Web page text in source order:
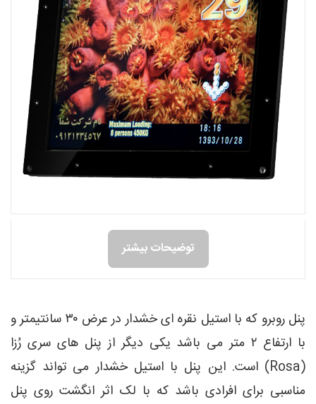
توضیحات بیشتر
پنل روبرو که با استیل نقره ای خشدار در عرض ۳۰ سانتیمتر و
با ارتفاع ۲ متر می باشد یکی دیگر از پنل های سری رُزا
(Rosa) است. این پنل با استیل خشدار می تواند گزینه
مناسبی برای افرادی باشد که با لک اثر انگشت روی پنل